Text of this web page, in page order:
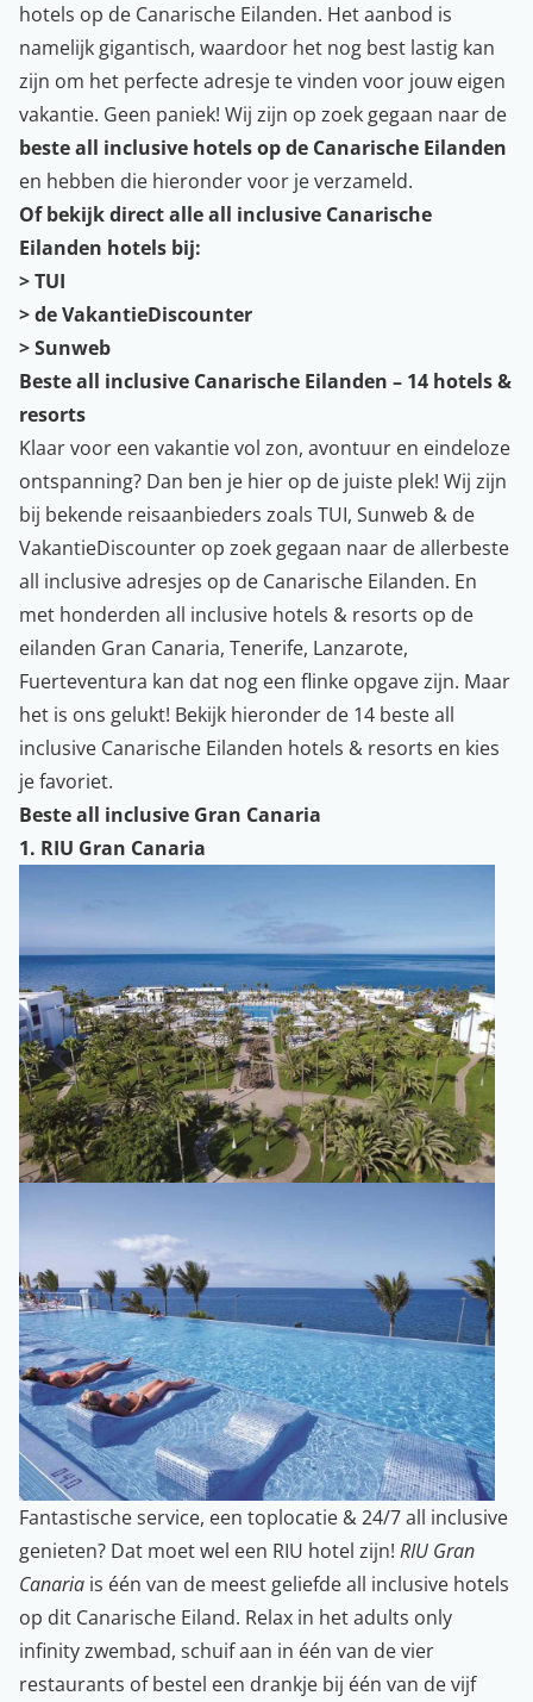
hotels op de Canarische Eilanden. Het aanbod is
namelijk gigantisch, waardoor het nog best lastig kan
zijn om het perfecte adresje te vinden voor jouw eigen
vakantie. Geen paniek! Wij zijn op zoek gegaan naar de
beste all inclusive hotels op de Canarische Eilanden
en hebben die hieronder voor je verzameld.
Of bekijk direct alle all inclusive Canarische
Eilanden hotels bij:
>TUI
>de VakantieDiscounter
>Sunweb
Beste all inclusive Canarische Eilanden – 14 hotels &
resorts
Klaar voor een vakantie vol zon, avontuur en eindeloze
ontspanning? Dan ben je hier op de juiste plek! Wij zijn
bij bekende reisaanbieders zoals TUI, Sunweb & de
VakantieDiscounter op zoek gegaan naar de allerbeste
all inclusive adresjes op de Canarische Eilanden. En
met honderden all inclusive hotels & resorts op de
eilanden Gran Canaria, Tenerife, Lanzarote,
Fuerteventura kan dat nog een flinke opgave zijn. Maar
het is ons gelukt! Bekijk hieronder de 14 beste all
inclusive Canarische Eilanden hotels & resorts en kies
je favoriet.
Beste all inclusive Gran Canaria
1. RIU Gran Canaria
Fantastische service, een toplocatie & 24/7 all inclusive
genieten? Dat moet wel een RIU hotel zijn! RIU Gran
Canaria is één van de meest geliefde all inclusive hotels
op dit Canarische Eiland. Relax in het adults only
infinity zwembad, schuif aan in één van de vier
restaurants of bestel een drankje bij één van de vijf